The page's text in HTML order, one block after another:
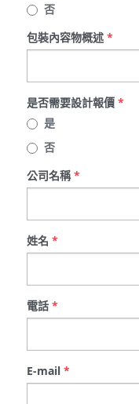
否
包裝內容物概述*
是否需要設計報價*
是
否
公司名稱*
姓名 *
電話*
E-mail*